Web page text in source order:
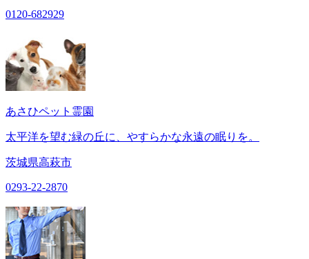
0120-682929
あさひペット霊園
太平洋を望む緑の丘に、やすらかな永遠の眠りを。
茨城県高萩市
0293-22-2870